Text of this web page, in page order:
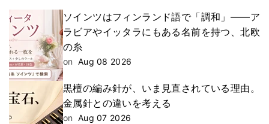
ソインツはフィンランド語で「調和」——ア
ラビアやイッタラにもある名前を持つ、北欧
の糸
on Aug 08 2026
黒檀の編み針が、いま見直されている理由。
金属針との違いを考える
on Aug 07 2026